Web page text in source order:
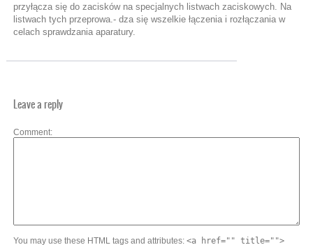
przyłącza się do zacisków na specjalnych listwach zaciskowych. Na
listwach tych przeprowa.- dza się wszelkie łączenia i rozłączania w
celach sprawdzania aparatury.
Leave a reply
Comment
You may use these HTML tags and attributes: <a href="" title="">